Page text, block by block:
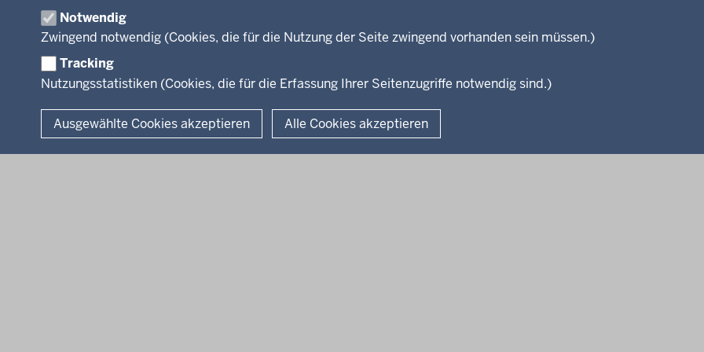
Notwendig
Zwingend notwendig (Cookies, die für die Nutzung der Seite zwingend vorhanden sein müssen.)
Tracking
Nutzungsstatistiken (Cookies, die für die Erfassung Ihrer Seitenzugriffe notwendig sind.)
Ausgewählte Cookies akzeptieren Alle Cookies akzeptieren
Fußzeile
Rechtsgrundlagen
Weiterbildung